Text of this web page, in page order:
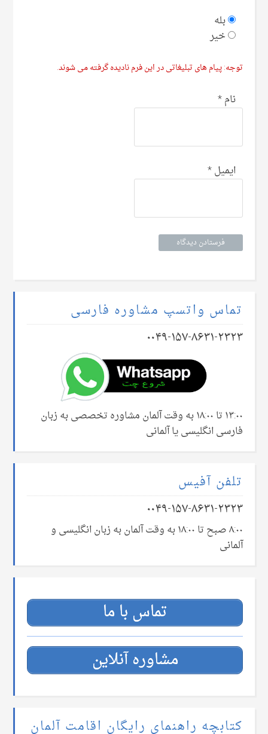
بله
خیر
توجه: پیام های تبلیغاتی در این فرم نادیده گرفته می شوند.
نام*
ایمیل*
تماس واتسپ مشاوره فارسی
۰۰۴۹-۱۵۷-۸۶۳۱-۲۳۲۳
۱۳:۰۰ تا ۱۸:۰۰ به وقت آلمان مشاوره تخصصی به زبان
فارسی انگلیسی یا آلمانی
تلفن آفیس
۰۰۴۹-۱۵۷-۸۶۳۱-۲۳۲۳
۸:۰۰ صبح تا ۱۸:۰۰ به وقت آلمان به زبان انگلیسی و
آلمانی
تماس با ما
مشاوره آنلاین
کتابچه راهنمای رایگان اقامت آلمان